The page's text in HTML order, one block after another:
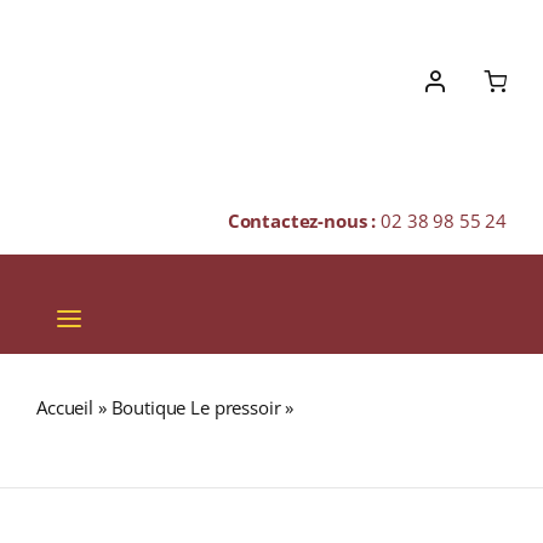
Contactez-nous :02 38 98 55 24
Toggle
Navigation
SPIRITUEUX
Accueil » Boutique Le pressoir»